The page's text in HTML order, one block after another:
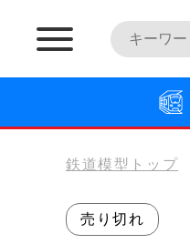
鉄道模型トップ
売り切れ